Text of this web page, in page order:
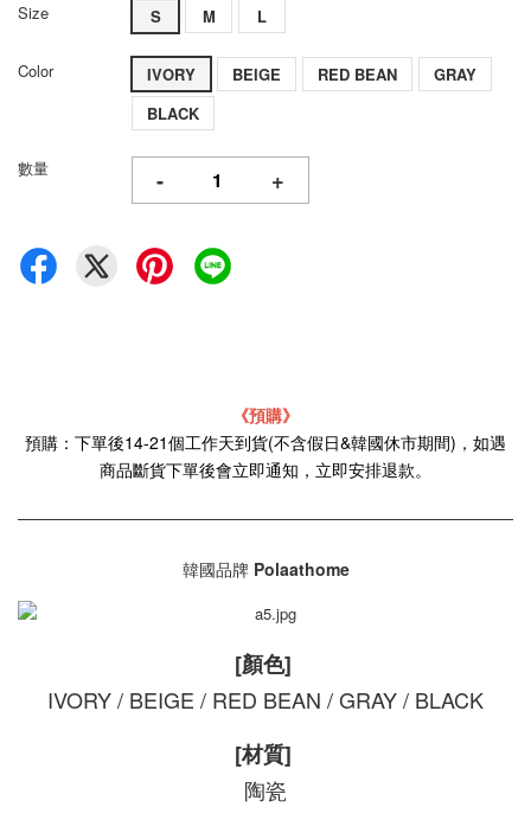
Size S M L
Color IVORY BEIGE RED BEAN
GRAY
BLACK
數量 - +
《預購》
預購：下單後14-21個工作天到貨(不含假日&韓國休市期間)，如遇
商品斷貨下單後會立即通知，立即安排退款。
韓國品牌 Polaathome
[顏色]
IVORY / BEIGE / RED BEAN / GRAY / BLACK
[材質]
陶瓷